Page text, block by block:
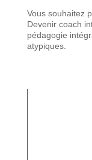
Vous souhaitez
Devenir coach
pédagogie
atypiques.